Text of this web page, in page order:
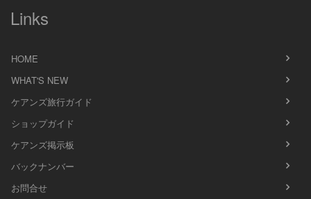
Links
HOME
WHAT'S NEW
ケアンズ旅行ガイド
ショップガイド
ケアンズ掲示板
バックナンバー
お問合せ